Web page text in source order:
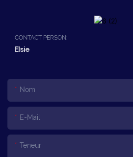
CONTACT PERSON:
Elsie
Nom
E-Mail
Teneur